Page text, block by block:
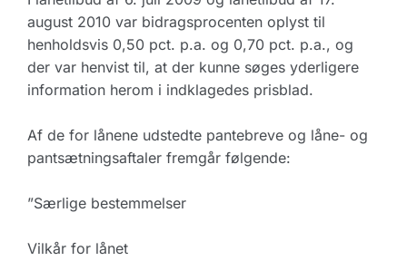
august 2010 var bidragsprocenten oplyst til
henholdsvis 0,50 pct. p.a. og 0,70 pct. p.a., og
der var henvist til, at der kunne søges yderligere
information herom i indklagedes prisblad.
Af de for lånene udstedte pantebreve og låne- og
pantsætningsaftaler fremgår følgende:
”Særlige bestemmelser
Vilkår for lånet